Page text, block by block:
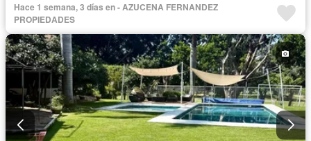
Hace 1 semana, 3 días en - AZUCENA FERNANDEZ
PROPIEDADES